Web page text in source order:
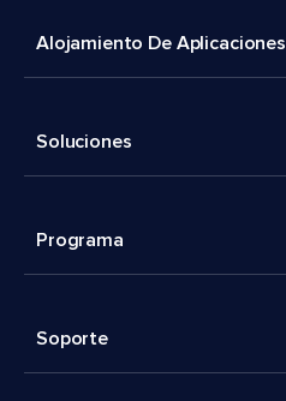
Alojamiento De Aplicaciones
Soluciones
Programa
Soporte